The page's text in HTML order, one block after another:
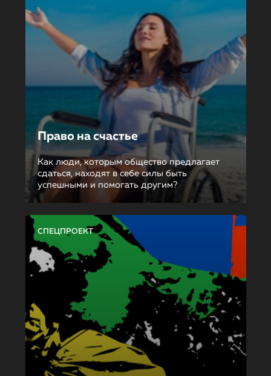
Право на счастье
Как люди, которым общество предлагает
сдаться, находят в себе силы быть
успешными и помогать другим?
СПЕЦПРОЕКТ